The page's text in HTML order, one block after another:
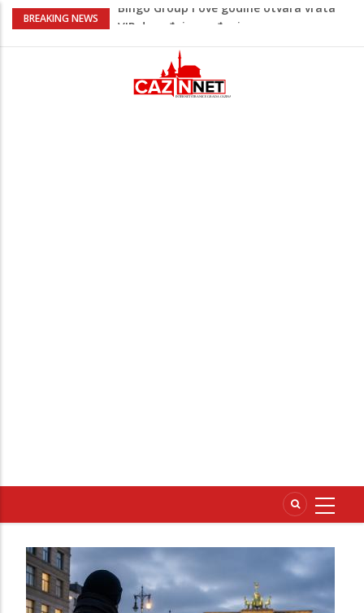
BREAKING NEWS
Sarajevo ipak u Mostaru igra
Premijer lige BiH
Lepa Brena pala na koncertu u Budvi
nakon kultnog zamaha nogom: "Nisi bio